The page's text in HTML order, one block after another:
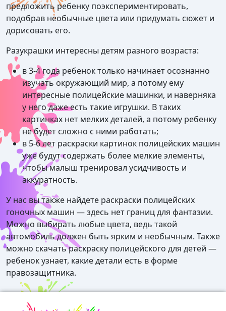
предложить ребенку поэкспериментировать,
подобрав необычные цвета или придумать сюжет и
дорисовать его.
Разукрашки интересны детям разного возраста:
в 3-4 года ребенок только начинает осознанно
изучать окружающий мир, а потому ему
интересные полицейские машинки, и наверняка
у него даже есть такие игрушки. В таких
картинках нет мелких деталей, а потому ребенку
не будет сложно с ними работать;
в 5-6 лет раскраски картинок полицейских машин
уже будут содержать более мелкие элементы,
чтобы малыш тренировал усидчивость и
аккуратность.
У нас вы также найдете раскраски полицейских
гоночных машин — здесь нет границ для фантазии.
Можно выбирать любые цвета, ведь такой
автомобиль должен быть ярким и необычным. Также
можно скачать раскраску полицейского для детей —
ребенок узнает, какие детали есть в форме
правозащитника.